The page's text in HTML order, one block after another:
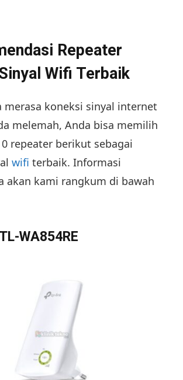
Repeater
Wifi Terbaik
merasa koneksi sinyal internet
melemah, Anda bisa memilih
repeater berikut sebagai
wifi terbaik. Informasi
akan kami rangkum di bawah
WA854RE